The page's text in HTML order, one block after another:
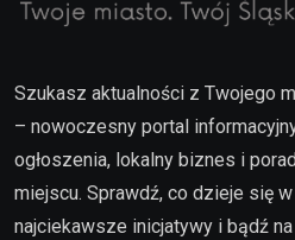
Szukasz aktualności z Twojego
– nowoczesny portal
ogłoszenia, lokalny biznes i
miejscu. Sprawdź, co dzieje się
najciekawsze inicjatywy i bądź